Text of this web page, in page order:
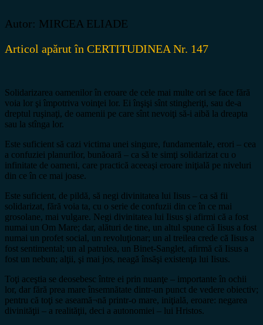
Autor: MIRCEA ELIADE
Articol apărut în CERTITUDINEA Nr. 147
Solidarizarea oamenilor în eroare de cele mai multe ori se face fără
voia lor şi împotriva voinţei lor. Ei înşişi sînt stingheriţi, sau de-a
dreptul ruşinaţi, de oamenii pe care sînt nevoiţi să-i aibă la dreapta
sau la stînga lor.
Este suficient să cazi victima unei singure, fundamentale, erori – cea
a confuziei planurilor, bunăoară – ca să te simţi solidarizat cu o
infinitate de oameni, care practică aceeaşi eroare iniţială pe niveluri
din ce în ce mai joase.
Este suficient, de pildă, să negi divinitatea lui Iisus – ca să fii
solidarizat, fără voia ta, cu o serie de confuzii din ce în ce mai
grosolane, mai vulgare. Negi divinitatea lui Iisus şi afirmi că a fost
numai un Om Mare; dar, alături de tine, un altul spune că Iisus a fost
numai un profet social, un revoluţionar; un al treilea crede că Iisus a
fost sentimental; un al patrulea, un Binet-Sanglet, afirmă că Iisus a
fost un nebun; alţii, şi mai jos, neagă însăşi existenţa lui Iisus.
Toţi aceştia se deosebesc între ei prin nuanţe – importante în ochii
lor, dar fără prea mare însemnătate dintr-un punct de vedere obiectiv;
pentru că toţi se aseamă¬nă printr-o mare, iniţială, eroare: negarea
divinităţii – a realităţii, deci a autonomiei – lui Hristos.